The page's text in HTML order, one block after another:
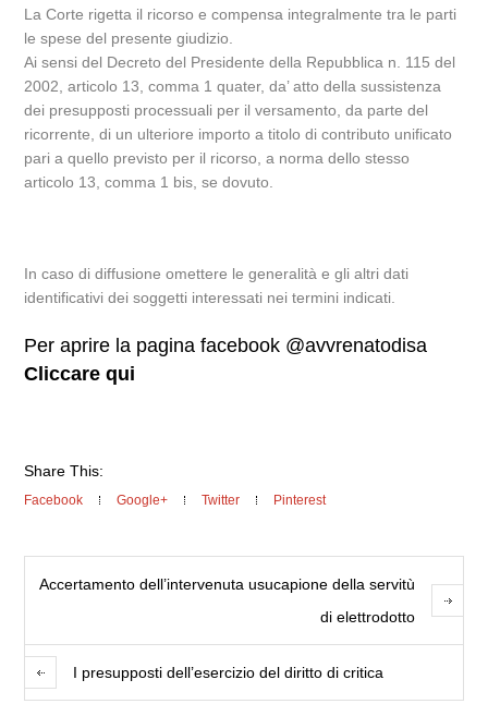
La Corte rigetta il ricorso e compensa integralmente tra le parti
le spese del presente giudizio.
Ai sensi del Decreto del Presidente della Repubblica n. 115 del
2002, articolo 13, comma 1 quater, da’ atto della sussistenza
dei presupposti processuali per il versamento, da parte del
ricorrente, di un ulteriore importo a titolo di contributo unificato
pari a quello previsto per il ricorso, a norma dello stesso
articolo 13, comma 1 bis, se dovuto.
In caso di diffusione omettere le generalità e gli altri dati
identificativi dei soggetti interessati nei termini indicati.
Per aprire la pagina facebook @avvrenatodisa
Cliccare qui
Share This:
Facebook Google+ Twitter Pinterest
Accertamento dell’intervenuta usucapione della servitù
di elettrodotto
I presupposti dell’esercizio del diritto di critica